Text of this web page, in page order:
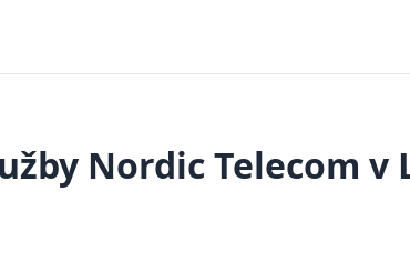
Nordic Telecom v